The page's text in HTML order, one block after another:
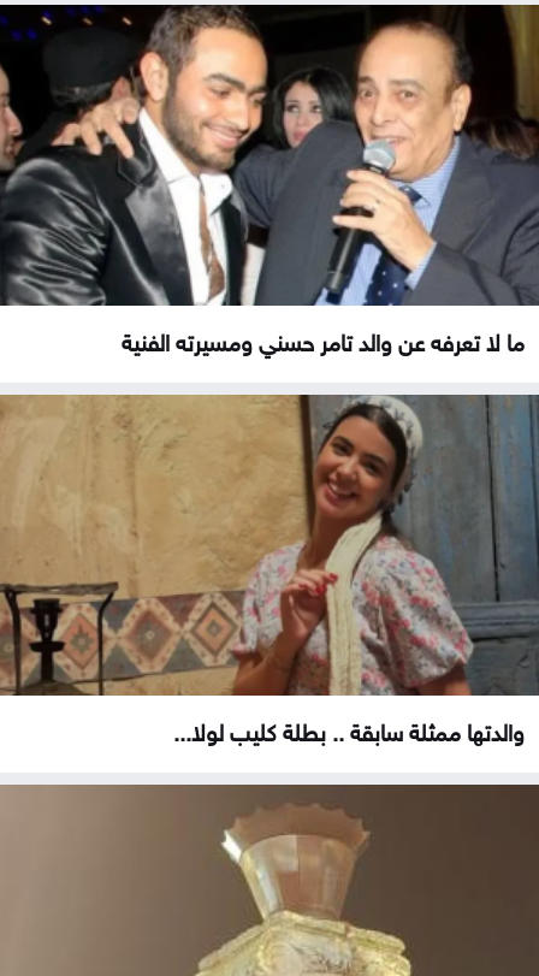
ما لا تعرفه عن والد تامر حسني ومسيرته الفنية
والدتها ممثلة سابقة .. بطلة كليب لولا...